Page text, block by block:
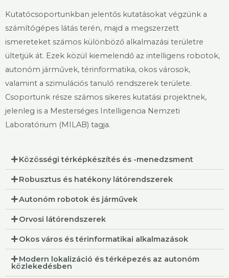
Kutatócsoportunkban jelentős kutatásokat végzünk a
számítógépes látás terén, majd a megszerzett
ismereteket számos különböző alkalmazási területre
ültetjük át. Ezek közül kiemelendő az intelligens robotok,
autonóm járművek, térinformatika, okos városok,
valamint a szimulációs tanuló rendszerek területe.
Csoportunk része számos sikeres kutatási projektnek,
jelenleg is a Mesterséges Intelligencia Nemzeti
Laboratórium (MILAB) tagja.
Közösségi térképkészítés és -menedzsment​
Robusztus és hatékony látórendszerek
Autonóm robotok és járművek
Orvosi látórendszerek
Okos város és térinformatikai alkalmazások
Modern lokalizáció és térképezés az autonóm
közlekedésben